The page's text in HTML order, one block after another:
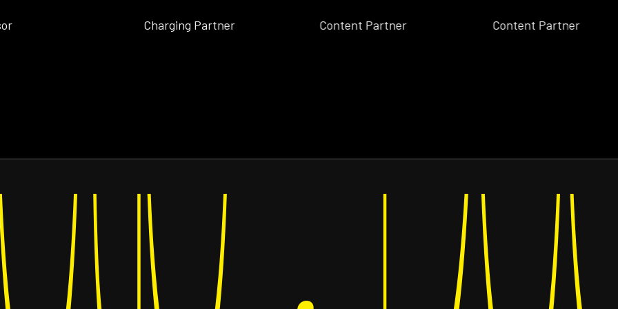
Charging Partner Content Partner Content Partner